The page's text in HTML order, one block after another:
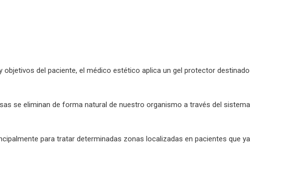
del paciente, el médico estético aplica un gel protector destinado
se eliminan de forma natural de nuestro organismo a través del sistema
para tratar determinadas zonas localizadas en pacientes que ya